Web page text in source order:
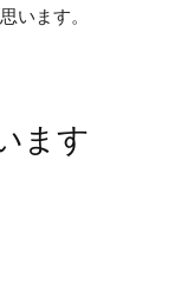
います。
ます